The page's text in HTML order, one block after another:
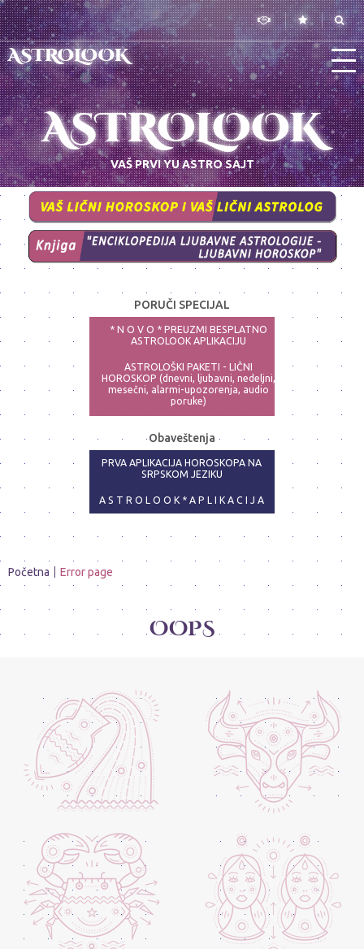
ASTROLOOK
ASTROLOOK
VAŠ PRVI YU ASTRO SAJT
PORUČI SPECIJAL
* N O V O * PREUZMI BESPLATNO
ASTROLOOK APLIKACIJU
ASTROLOŠKI PAKETI - LIČNI
HOROSKOP (dnevni, ljubavni, nedeljni,
mesečni, alarmi-upozorenja, audio
poruke)
ANALIZE
Obaveštenja
PRVA APLIKACIJA HOROSKOPA NA
SRPSKOM JEZIKU
A S T R O L O O K * A P L I K A C I J A
Početna Error page
OOPS